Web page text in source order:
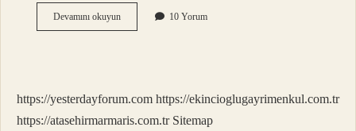
Devamını okuyunDepremzede
Kiracılara
10 Yorum
https://yesterdayforum.com https://ekincioglugayrimenkul.com.tr
https://atasehirmarmaris.com.tr Sitemap